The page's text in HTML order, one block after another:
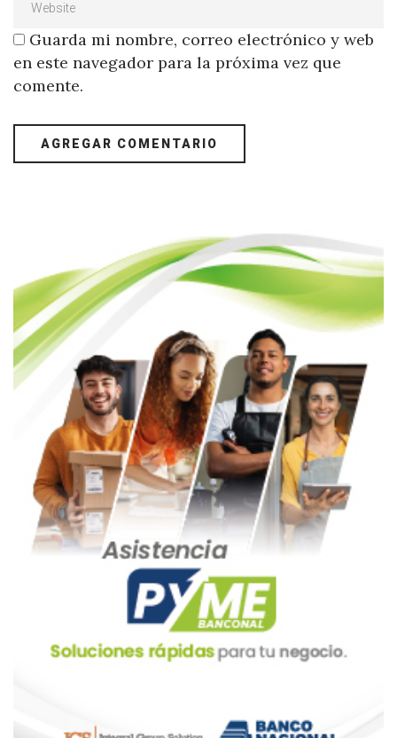
Guarda mi nombre, correo electrónico y web
en este navegador para la próxima vez que
comente.